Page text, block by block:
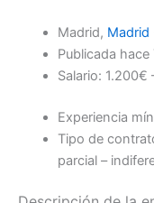
Madrid, Madrid
Publicada hace
Salario: 1.200€
Experiencia
Tipo de
parcial –